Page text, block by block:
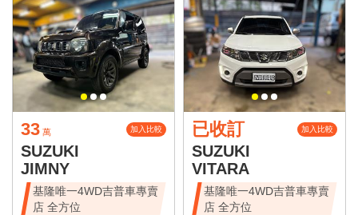
33 萬 加入比較
SUZUKI
JIMNY
基隆唯一4WD吉普車專賣
店 全方位
已收訂 加入比較
SUZUKI
VITARA
基隆唯一4WD吉普車專賣
店 全方位